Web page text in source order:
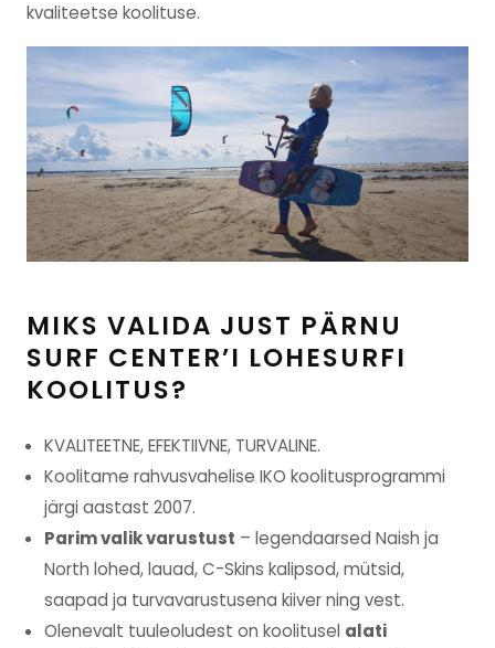
kvaliteetse koolituse.
MIKS VALIDA JUST PÄRNU
SURF CENTER’I LOHESURFI
KOOLITUS?
KVALITEETNE, EFEKTIIVNE, TURVALINE.
Koolitame rahvusvahelise IKO koolitusprogrammi
järgi aastast 2007.
Parim valik varustust – legendaarsed Naish ja
North lohed, lauad, C-Skins kalipsod, mütsid,
saapad ja turvavarustusena kiiver ning vest.
Olenevalt tuuleoludest on koolitusel alati